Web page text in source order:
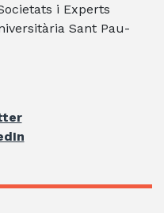
i Experts
Sant Pau-